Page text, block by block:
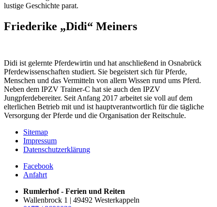
lustige Geschichte parat.
Friederike „Didi“ Meiners
Didi ist gelernte Pferdewirtin und hat anschließend in Osnabrück
Pferdewissenschaften studiert. Sie begeistert sich für Pferde,
Menschen und das Vermitteln von allem Wissen rund ums Pferd.
Neben dem IPZV Trainer-C hat sie auch den IPZV
Jungpferdebereiter. Seit Anfang 2017 arbeitet sie voll auf dem
elterlichen Betrieb mit und ist hauptverantwortlich für die tägliche
Versorgung der Pferde und die Organisation der Reitschule.
Sitemap
Impressum
Datenschutzerklärung
Facebook
Anfahrt
Rumlerhof - Ferien und Reiten
Wallenbrock 1 | 49492 Westerkappeln